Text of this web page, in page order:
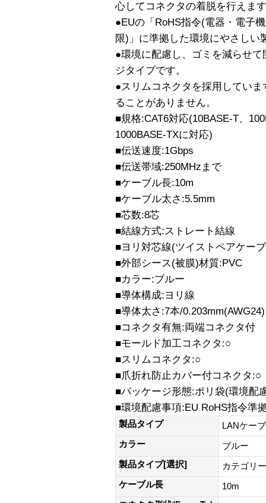
心してコネクタの着脱を行えま
●EUの「RoHS指令(電器・電子
限)」に準拠した環境にやさしい
●環境に配慮し、ゴミを減らせ
ジタイプです。
●スリムコネクタを採用してい
ることがありません。
■規格:CAT6対応(10BASE-T、
1000BASE-TXに対応)
■伝送速度:1Gbps
■伝送帯域:250MHzまで
■ケーブル長:10m
■ケーブル太さ:5.5mm
■芯数:8芯
■結線方式:ストレート結線
■ヨリ対芯線(ツイストペアケー
■外部シース(被膜)材質:PVC
■カラー:ブルー
■導体構成:ヨリ線
■導体太さ:7本/0.203mm(AWG24)
■コネクタ有無:両端コネクタ付
■モールド加工コネクタ:○
■スリムコネクタ:○
■爪折れ防止カバー付コネクタ:○
■パッケージ形態:ポリ袋(環境配
■環境配慮事項:EU RoHS指令準
製品タイプ
LANケー
カラー
ブルー
製品タイプ[選択]
カテゴリ
ケーブル長
10m